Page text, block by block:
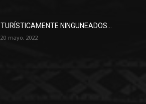
TURÍSTICAMENTE NINGUNEADOS…
20 mayo, 2022